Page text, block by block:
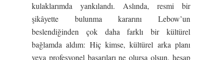
kulaklarımda yankılandı. Aslında, resmi bir
şikâyette bulunma kararını Lebow’un
beslendiğinden çok daha farklı bir kültürel
bağlamda aldım: Hiç kimse, kültürel arka planı
veya profesyonel başarıları ne olursa olsun, hesap